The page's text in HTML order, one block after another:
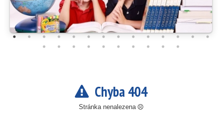
Chyba 404
Stránka nenalezena